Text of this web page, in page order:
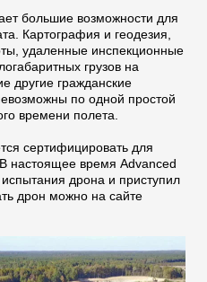
большие возможности для
Картография и геодезия,
удаленные инспекционные
грузов на
другие гражданские
по одной простой
времени полета.
сертифицировать для
настоящее время Advanced
дрона и приступил
дрон можно на сайте